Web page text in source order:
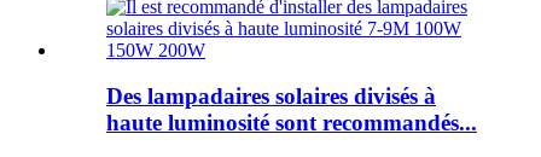
Des lampadaires solaires divisés à
haute luminosité sont recommandés...